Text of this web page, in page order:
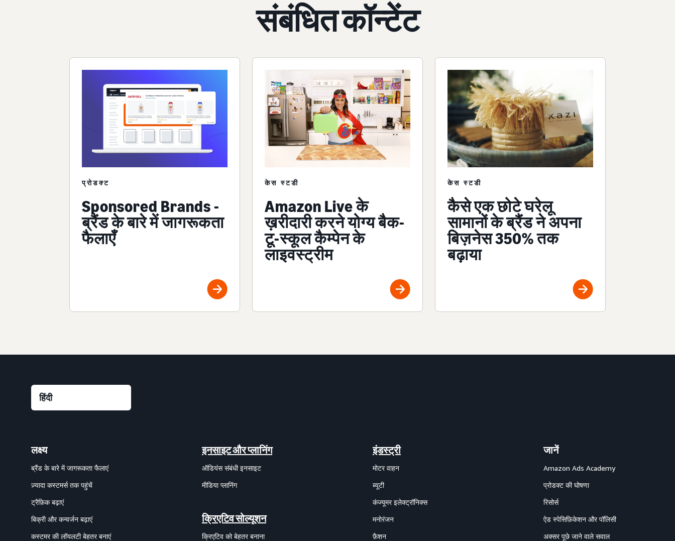
संबंधित कॉन्टेंट
प्रोडक्ट
Sponsored Brands -
ब्रैंड के बारे में जागरूकता
फैलाएँ
केस स्टडी
Amazon Live के
ख़रीदारी करने योग्य बैक-
टू-स्कूल कैम्पेन के
लाइवस्ट्रीम
केस स्टडी
कैसे एक छोटे घरेलू
सामानों के ब्रैंड ने अपना
बिज़नेस 350% तक
बढ़ाया
लक्ष्य
ब्रैंड के बारे में जागरूकता फैलाएं
ज़्यादा कस्टमर्स तक पहुंचें
ट्रैफ़िक बढ़ाएं
बिक्री और कन्वर्जन बढ़ाएं
कस्टमर की लॉयलटी बेहतर बनाएं
इनसाइट और प्लानिंग
ऑडियंस संबंधी इनसाइट
मीडिया प्लानिंग
क्रिएटिव सोल्यूशन
क्रिएटिव को बेहतर बनाना
इंडस्ट्री
मोटर वाहन
ब्यूटी
कंज्यूमर इलेक्ट्रॉनिक्स
मनोरंजन
फ़ैशन
जानें
Amazon Ads Academy
प्रोडक्ट की घोषणा
रिसोर्स
ऐड स्पेसिफ़िकेशन और पॉलिसी
अक्सर पूछे जाने वाले सवाल